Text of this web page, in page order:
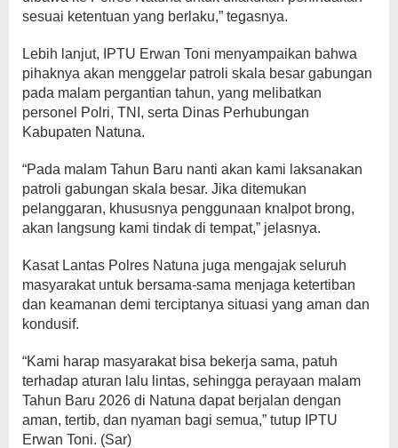
sesuai ketentuan yang berlaku,” tegasnya.
Lebih lanjut, IPTU Erwan Toni menyampaikan bahwa
pihaknya akan menggelar patroli skala besar gabungan
pada malam pergantian tahun, yang melibatkan
personel Polri, TNI, serta Dinas Perhubungan
Kabupaten Natuna.
“Pada malam Tahun Baru nanti akan kami laksanakan
patroli gabungan skala besar. Jika ditemukan
pelanggaran, khususnya penggunaan knalpot brong,
akan langsung kami tindak di tempat,” jelasnya.
Kasat Lantas Polres Natuna juga mengajak seluruh
masyarakat untuk bersama-sama menjaga ketertiban
dan keamanan demi terciptanya situasi yang aman dan
kondusif.
“Kami harap masyarakat bisa bekerja sama, patuh
terhadap aturan lalu lintas, sehingga perayaan malam
Tahun Baru 2026 di Natuna dapat berjalan dengan
aman, tertib, dan nyaman bagi semua,” tutup IPTU
Erwan Toni. (Sar)